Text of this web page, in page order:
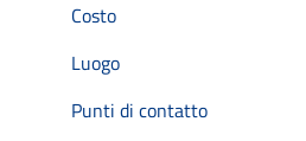
Costo
Luogo
Punti di contatto